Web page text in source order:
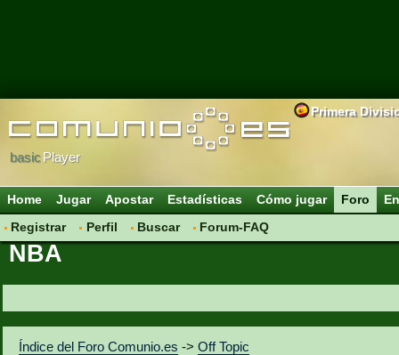
Primera
basicPlayer
Home Jugar Apostar Estadísticas Cómo jugar
Foro
Registrar
Perfil Buscar Forum-FAQ
NBA
Índice del Foro Comunio.es ->Off Topic